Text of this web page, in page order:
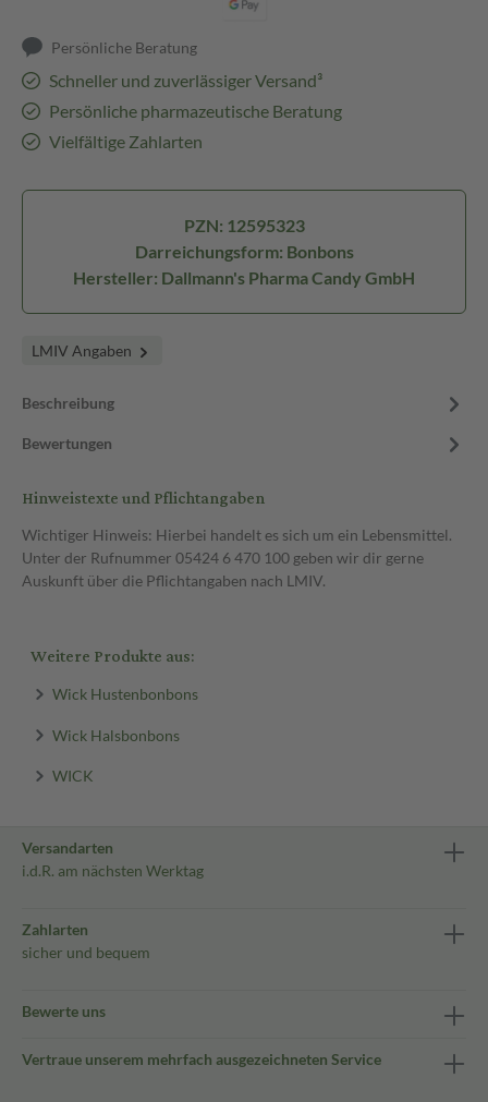
Persönliche Beratung
Schneller und zuverlässiger Versand³
Persönliche pharmazeutische Beratung
Vielfältige Zahlarten
PZN: 12595323
Darreichungsform: Bonbons
Hersteller: Dallmann's Pharma Candy GmbH
LMIV Angaben
Beschreibung
Bewertungen
Hinweistexte und Pflichtangaben
Wichtiger Hinweis: Hierbei handelt es sich um ein Lebensmittel.
Unter der Rufnummer 05424 6 470 100 geben wir dir gerne
Auskunft über die Pflichtangaben nach LMIV.
Weitere Produkte aus:
Wick Hustenbonbons
Wick Halsbonbons
WICK
Versandarten
i.d.R. am nächsten Werktag
Zahlarten
sicher und bequem
Bewerte uns
Vertraue unserem mehrfach ausgezeichneten Service